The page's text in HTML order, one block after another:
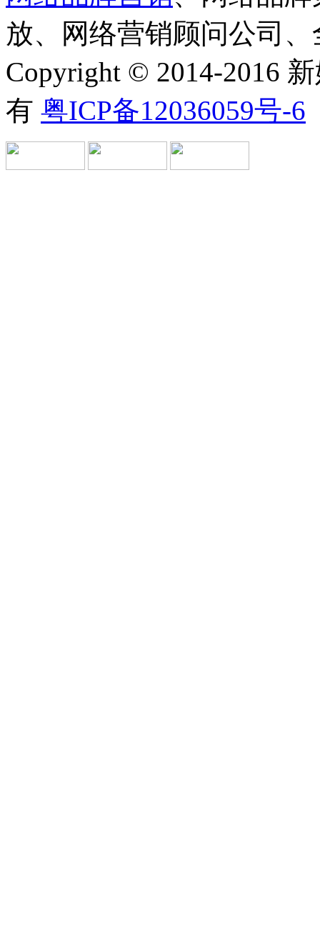
放、网络营销顾问公司
Copyright © 2014-2016
有 粤ICP备12036059号-6